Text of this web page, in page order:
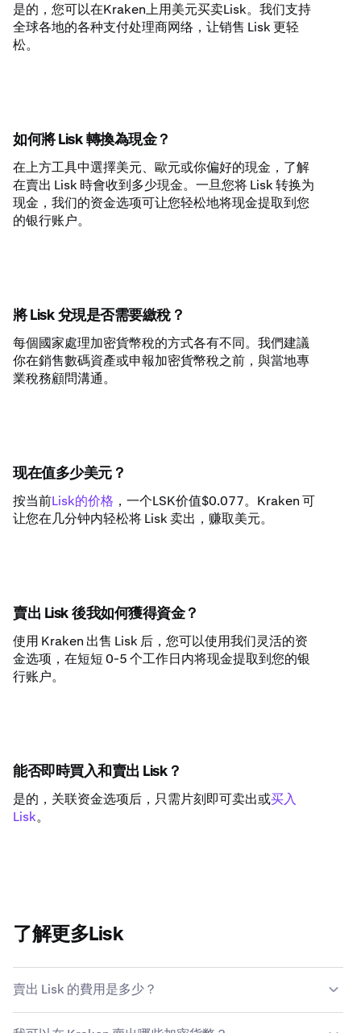
是的，您可以在Kraken上用美元买卖Lisk。我们支持
全球各地的各种支付处理商网络，让销售 Lisk 更轻
松。
如何將 Lisk 轉換為現金？
在上方工具中選擇美元、歐元或你偏好的現金，了解
在賣出 Lisk 時會收到多少現金。一旦您将 Lisk 转换为
现金，我们的资金选项可让您轻松地将现金提取到您
的银行账户。
將 Lisk 兌現是否需要繳稅？
每個國家處理加密貨幣稅的方式各有不同。我們建議
你在銷售數碼資產或申報加密貨幣稅之前，與當地專
業稅務顧問溝通。
现在值多少美元？
按当前Lisk的价格 ，一个LSK价值$0.077。Kraken 可
让您在几分钟内轻松将 Lisk 卖出，赚取美元。
賣出 Lisk 後我如何獲得資金？
使用 Kraken 出售 Lisk 后，您可以使用我们灵活的资
金选项，在短短 0-5 个工作日内将现金提取到您的银
行账户。
能否即時買入和賣出 Lisk？
是的，关联资金选项后，只需片刻即可卖出或买入
Lisk。
了解更多Lisk
賣出 Lisk 的費用是多少？